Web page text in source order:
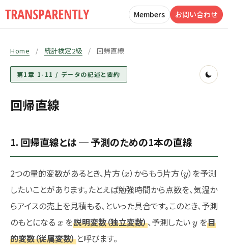
Members お問い合わせ
Home / 統計検定2級 / 回帰直線
第1章 1-11 / データの記述と要約
回帰直線
1. 回帰直線とは ─ 予測のための1本の直線
2つの量的変数があるとき、片方（x
x）からもう片方（y
y）を予測
したいことがあります。たとえば勉強時間から点数を、気温か
らアイスの売上を見積もる、といった具合です。このとき、予測
のもとになる x
x を説明変数（独立変数）、予測したいy
yを目
的変数（従属変数）と呼びます。